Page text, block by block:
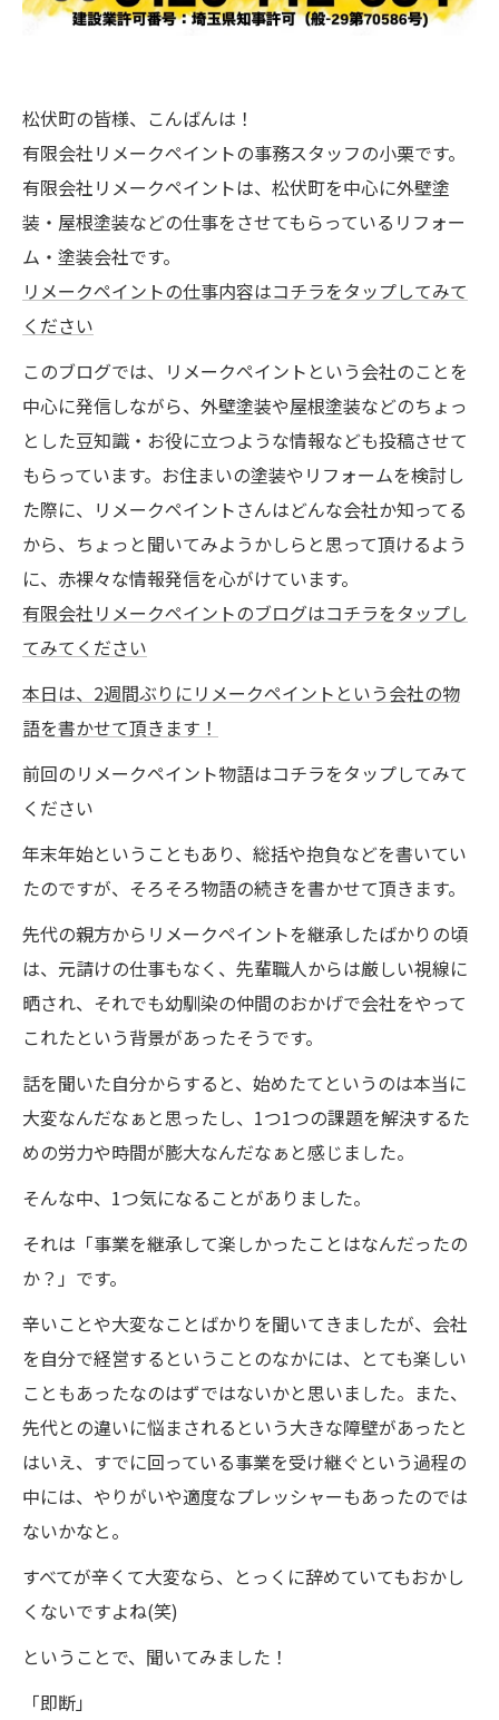
松伏町の皆様、こんばんは！
有限会社リメークペイントの事務スタッフの小栗です。
有限会社リメークペイントは、松伏町を中心に外壁塗
装・屋根塗装などの仕事をさせてもらっているリフォー
ム・塗装会社です。
リメークペイントの仕事内容はコチラをタップしてみて
ください
このブログでは、リメークペイントという会社のことを
中心に発信しながら、外壁塗装や屋根塗装などのちょっ
とした豆知識・お役に立つような情報なども投稿させて
もらっています。お住まいの塗装やリフォームを検討し
た際に、リメークペイントさんはどんな会社か知ってる
から、ちょっと聞いてみようかしらと思って頂けるよう
に、赤裸々な情報発信を心がけています。
有限会社リメークペイントのブログはコチラをタップし
てみてください
本日は、2週間ぶりにリメークペイントという会社の物
語を書かせて頂きます！
前回のリメークペイント物語はコチラをタップしてみて
ください
年末年始ということもあり、総括や抱負などを書いてい
たのですが、そろそろ物語の続きを書かせて頂きます。
先代の親方からリメークペイントを継承したばかりの頃
は、元請けの仕事もなく、先輩職人からは厳しい視線に
晒され、それでも幼馴染の仲間のおかげで会社をやって
これたという背景があったそうです。
話を聞いた自分からすると、始めたてというのは本当に
大変なんだなぁと思ったし、1つ1つの課題を解決するた
めの労力や時間が膨大なんだなぁと感じました。
そんな中、1つ気になることがありました。
それは「事業を継承して楽しかったことはなんだったの
か？」です。
辛いことや大変なことばかりを聞いてきましたが、会社
を自分で経営するということのなかには、とても楽しい
こともあったなのはずではないかと思いました。また、
先代との違いに悩まされるという大きな障壁があったと
はいえ、すでに回っている事業を受け継ぐという過程の
中には、やりがいや適度なプレッシャーもあったのでは
ないかなと。
すべてが辛くて大変なら、とっくに辞めていてもおかし
くないですよね(笑)
ということで、聞いてみました！
「即断」